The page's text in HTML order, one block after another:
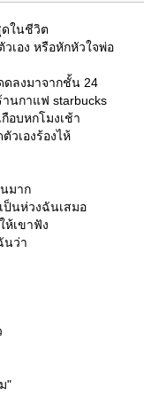
ดในชีวิต
เอง หรือหักหัวใจพ่อ
ดลงมาจากชั้น 24
นกาแฟ starbucks
อบหกโมงเช้า
วเองร้องไห้
มาก
ป็นห่วงฉันเสมอ
ห้เขาฟัง
นว่า
"